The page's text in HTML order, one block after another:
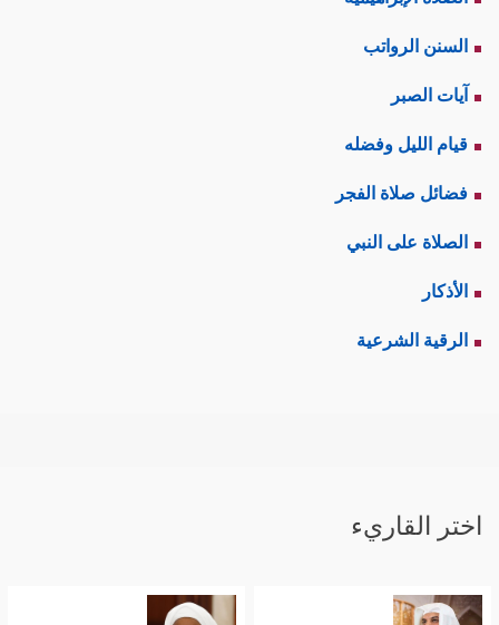
السنن الرواتب
آيات الصبر
قيام الليل وفضله
فضائل صلاة الفجر
الصلاة على النبي
الأذكار
الرقية الشرعية
اختر القاريء